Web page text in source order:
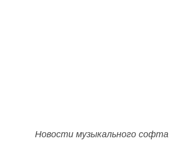
Новости музыкального софта